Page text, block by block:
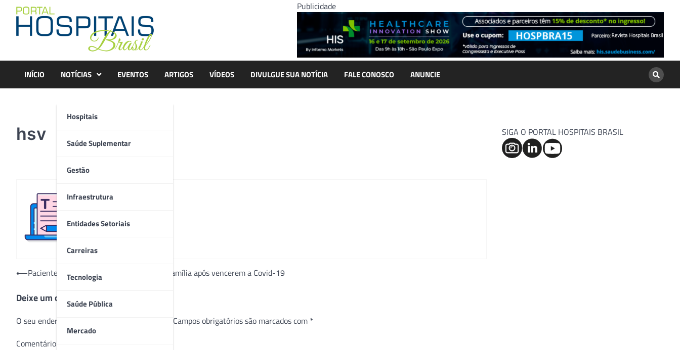
content
Publicidade
INÍCIO NOTÍCIAS
Hospitais
Saúde Suplementar
Gestão
Infraestrutura
Entidades Setoriais
Carreiras
Tecnologia
Saúde Pública
Mercado
EVENTOS ARTIGOS VÍDEOS DIVULGUE SUA NOTÍCIA FALE CONOSCO ANUNCIE
hsv
Navegação
Post
⟵Pacientes recebem alta e reencontram a família após vencerem a Covid-19
Deixe um comentário
O seu endereço de e-mail não será publicado. Campos obrigatórios são marcados com *
Comentário
SIGA O PORTAL HOSPITAIS BRASIL